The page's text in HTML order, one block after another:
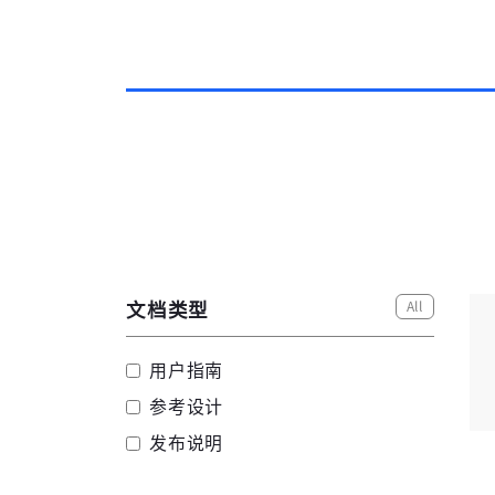
文档类型 All
用户指南
参考设计
发布说明